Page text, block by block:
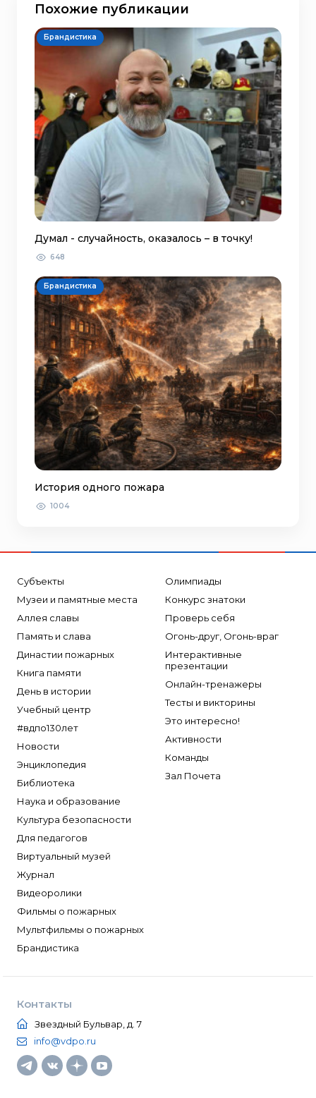
Похожие публикации
Брандистика
Думал - случайность, оказалось – в точку!
648
Брандистика
История одного пожара
1004
Субъекты
Музеи и памятные места
Аллея славы
Память и слава
Династии пожарных
Книга памяти
День в истории
Учебный центр
#вдпо130лет
Новости
Энциклопедия
Библиотека
Наука и образование
Культура безопасности
Для педагогов
Виртуальный музей
Журнал
Видеоролики
Фильмы о пожарных
Мультфильмы о пожарных
Брандистика
Олимпиады
Конкурс знатоки
Проверь себя
Огонь-друг, Огонь-враг
Интерактивные
презентации
Онлайн-тренажеры
Тесты и викторины
Это интересно!
Активности
Команды
Зал Почета
Контакты
Звездный Бульвар, д. 7
info@vdpo.ru